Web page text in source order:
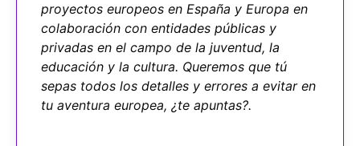
proyectos europeos en España y Europa en
colaboración con entidades públicas y
privadas en el campo de la juventud, la
educación y la cultura. Queremos que tú
sepas todos los detalles y errores a evitar en
tu aventura europea, ¿te apuntas?.